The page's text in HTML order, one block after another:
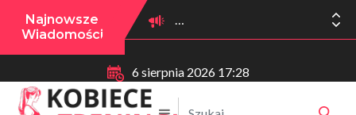
Najnowsze
Wiadomości
6 sierpnia 2026 17:28